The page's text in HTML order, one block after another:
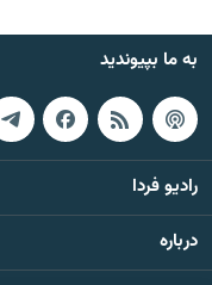
به ما بپیوندید
رادیو فردا
درباره